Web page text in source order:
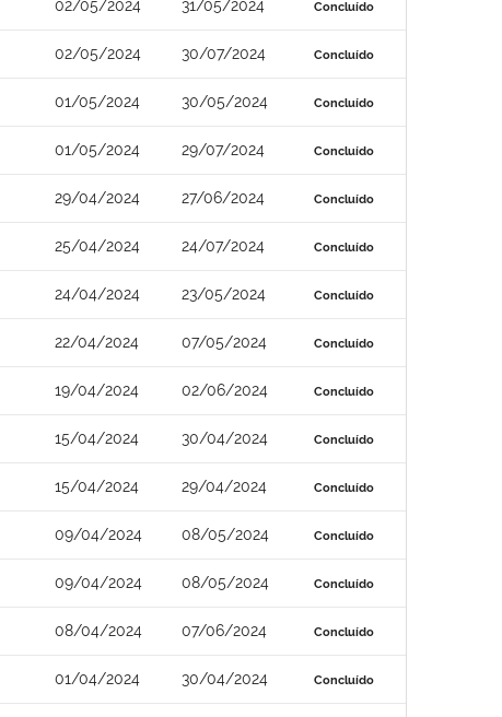
02/05/2024 31/05/2024 Concluído
02/05/2024 30/07/2024 Concluído
01/05/2024 30/05/2024 Concluído
01/05/2024 29/07/2024 Concluído
29/04/2024 27/06/2024 Concluído
25/04/2024 24/07/2024 Concluído
24/04/2024 23/05/2024 Concluído
22/04/2024 07/05/2024 Concluído
19/04/2024 02/06/2024 Concluído
15/04/2024 30/04/2024 Concluído
15/04/2024 29/04/2024 Concluído
09/04/2024 08/05/2024 Concluído
09/04/2024 08/05/2024 Concluído
08/04/2024 07/06/2024 Concluído
01/04/2024 30/04/2024 Concluído